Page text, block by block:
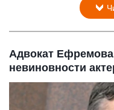
Адвокат Ефремова
невиновности